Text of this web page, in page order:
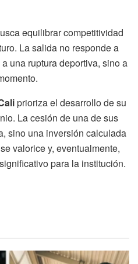
equilibrar competitividad
La salida no responde a
una ruptura deportiva, sino a
prioriza el desarrollo de su
La cesión de una de sus
sino una inversión calculada
valorice y, eventualmente,
para la institución.